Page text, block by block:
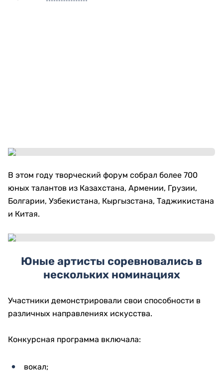
В этом году творческий форум собрал более 700
юных талантов из Казахстана, Армении, Грузии,
Болгарии, Узбекистана, Кыргызстана, Таджикистана
и Китая.
Юные артисты соревновались в
нескольких номинациях
Участники демонстрировали свои способности в
различных направлениях искусства.
Конкурсная программа включала:
вокал;